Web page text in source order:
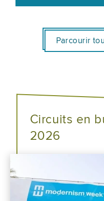
Parcourir
Circuits en
2026